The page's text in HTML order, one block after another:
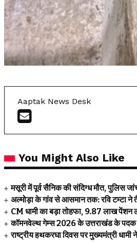
Aaptak News Desk
You Might Also Like
मसूरी में पूर्व सैनिक की संदिग्ध मौत, पुलिस
अल्मोड़ा के गांव से आसमान तक: रवि टम्टा ने
CM धामी का बड़ा तोहफा, 9.87 लाख पेंशन
कॉमनवेल्थ गेम्स 2026 के उत्तराखंड के पदक
राष्ट्रीय हथकरघा दिवस पर मुख्यमंत्री